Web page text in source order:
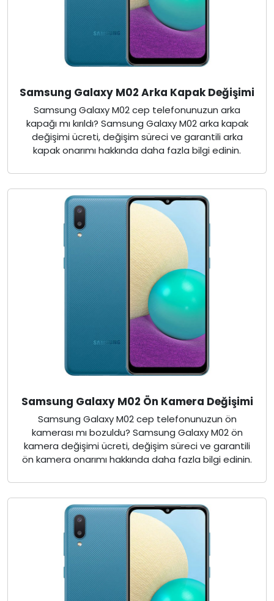
Samsung Galaxy M02 Arka Kapak Değişimi
Samsung Galaxy M02 cep telefonunuzun arka
kapağı mı kırıldı? Samsung Galaxy M02 arka kapak
değişimi ücreti, değişim süreci ve garantili arka
kapak onarımı hakkında daha fazla bilgi edinin.
Samsung Galaxy M02 Ön Kamera Değişimi
Samsung Galaxy M02 cep telefonunuzun ön
kamerası mı bozuldu? Samsung Galaxy M02 ön
kamera değişimi ücreti, değişim süreci ve garantili
ön kamera onarımı hakkında daha fazla bilgi edinin.